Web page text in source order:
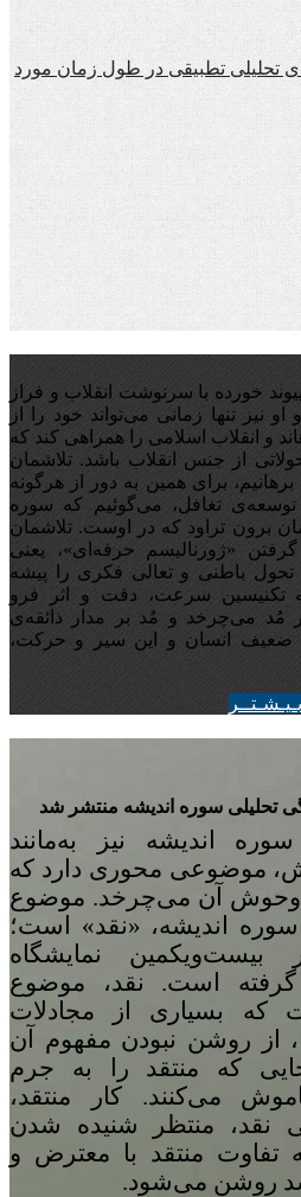
تحلیلی تطبیقی در طول زمان مورد
خورده با سرنوشت انقلاب و فراز
نیز تنها زمانی می‌تواند خود را از
و انقلاب اسلامی را همراهی کند که
از جنس انقلاب باشد. تلاشمان
برای همین به دور از هرگونه
توسعه‌ی تغافل،‌ می‌گوئیم که سوره
برون تراود که در اوست. تلاشمان
«ژورنالیسم حرفه‌ای»، یعنی
تحول باطنی و تعالی فکری را پیشه
تکنیسین سرعت، دقت و اثر فرو
مُد می‌چرخد و مُد بر مدار ذائقه‌ی
ضعیف انسان و این سیر و حرکت،
بـيـشـتــر
اندیشه نیز به‌مانند
موضوعی محوری دارد که
آن می‌چرخد. موضوع
اندیشه، «نقد» است؛
نمایشگاه
است. نقد، موضوع
که بسیاری از مجادلات
از روشن نبودن مفهوم آن
که منتقد را به جرم
می‌کنند. کار منتقد،
منتظر شنیده شدن
تفاوت منتقد با معترض و
روشن می‌شود.